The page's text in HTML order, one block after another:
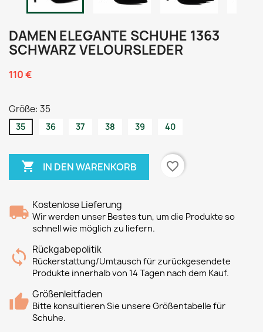
DAMEN ELEGANTE SCHUHE 1363
SCHWARZ VELOURSLEDER
110 €
Größe: 35
35 36 37 38 39 40
 IN DEN WARENKORB favorite_border
Kostenlose Lieferung
Wir werden unser Bestes tun, um die Produkte so
schnell wie möglich zu liefern.
Rückgabepolitik
Rückerstattung/Umtausch für zurückgesendete
Produkte innerhalb von 14 Tagen nach dem Kauf.
Größenleitfaden
Bitte konsultieren Sie unsere Größentabelle für
Schuhe.